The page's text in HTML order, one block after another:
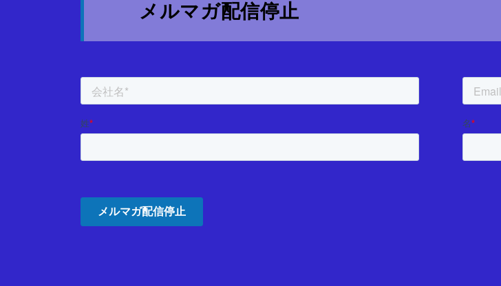
メルマガ配信停止